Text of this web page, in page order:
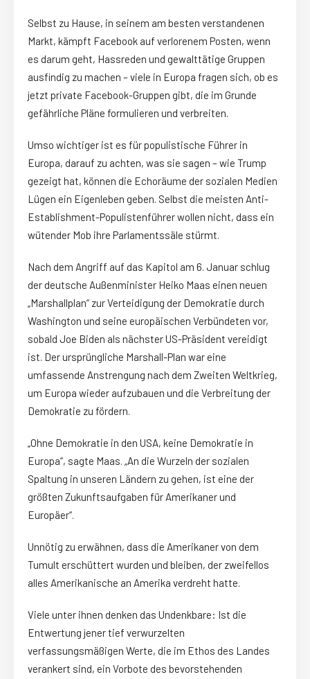
Selbst zu Hause, in seinem am besten verstandenen
Markt, kämpft Facebook auf verlorenem Posten, wenn
es darum geht, Hassreden und gewalttätige Gruppen
ausfindig zu machen – viele in Europa fragen sich, ob es
jetzt private Facebook-Gruppen gibt, die im Grunde
gefährliche Pläne formulieren und verbreiten.
Umso wichtiger ist es für populistische Führer in
Europa, darauf zu achten, was sie sagen – wie Trump
gezeigt hat, können die Echoräume der sozialen Medien
Lügen ein Eigenleben geben. Selbst die meisten Anti-
Establishment-Populistenführer wollen nicht, dass ein
wütender Mob ihre Parlamentssäle stürmt.
Nach dem Angriff auf das Kapitol am 6. Januar schlug
der deutsche Außenminister Heiko Maas einen neuen
„Marshallplan“ zur Verteidigung der Demokratie durch
Washington und seine europäischen Verbündeten vor,
sobald Joe Biden als nächster US-Präsident vereidigt
ist. Der ursprüngliche Marshall-Plan war eine
umfassende Anstrengung nach dem Zweiten Weltkrieg,
um Europa wieder aufzubauen und die Verbreitung der
Demokratie zu fördern.
„Ohne Demokratie in den USA, keine Demokratie in
Europa“, sagte Maas. „An die Wurzeln der sozialen
Spaltung in unseren Ländern zu gehen, ist eine der
größten Zukunftsaufgaben für Amerikaner und
Europäer“.
Unnötig zu erwähnen, dass die Amerikaner von dem
Tumult erschüttert wurden und bleiben, der zweifellos
alles Amerikanische an Amerika verdreht hatte.
Viele unter ihnen denken das Undenkbare: Ist die
Entwertung jener tief verwurzelten
verfassungsmäßigen Werte, die im Ethos des Landes
verankert sind, ein Vorbote des bevorstehenden